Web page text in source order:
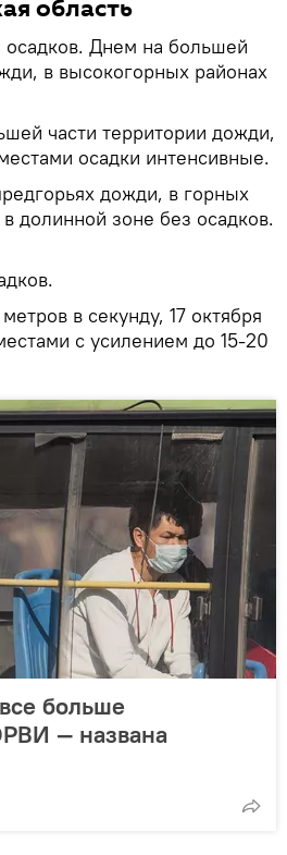
область
осадков. Днем на большей
в высокогорных районах
части территории дожди,
осадки интенсивные.
дожди, в горных
долинной зоне без осадков.
в секунду, 17 октября
с усилением до 15-20
больше
— названа